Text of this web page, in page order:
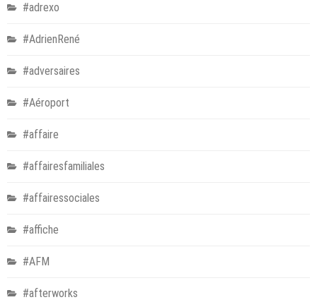
#adrexo
#AdrienRené
#adversaires
#Aéroport
#affaire
#affairesfamiliales
#affairessociales
#affiche
#AFM
#afterworks